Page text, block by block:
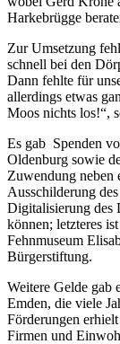
Harkebrügge
Zur Umsetzung
schnell bei den
Dann fehlte für
allerdings etwas
Moos nichts los!“,
Es gab Spenden
Oldenburg sowie
Zuwendung neben
Ausschilderung
Digitalisierung des
können; letzteres
Fehnmuseum
Bürgerstiftung.
Weitere Gelde gab
Emden, die viele
Förderungen
Firmen und